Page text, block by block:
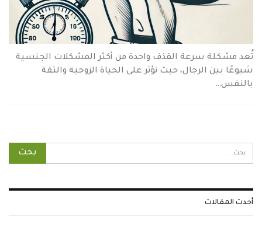
تُعد مشكلة سرعة القذف واحدة من أكثر المشكلات الجنسية
شيوعًا بين الرجال، حيث تؤثر على الحياة الزوجية والثقة
بالنفس…
أحدث المقالات